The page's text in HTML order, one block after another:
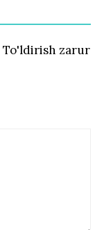
To'ldirish zarur